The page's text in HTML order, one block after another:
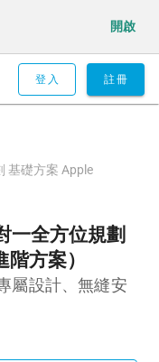
開啟
登入 註冊
基礎方案 Apple
一全方位規劃
方案）
屬設計、無縫安